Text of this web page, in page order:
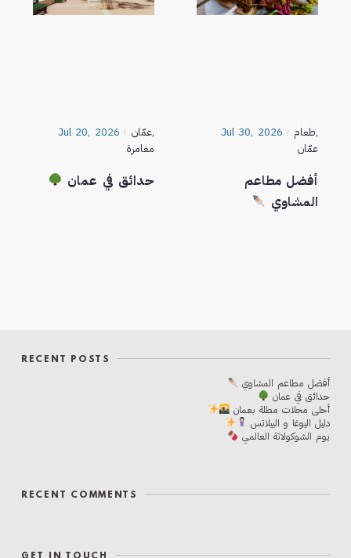
Jul 30, 2026 طعام,
عمّان
أفضل مطاعم
المشاوي
Jul 20, 2026 عمّان,
مغامرة
حدائق في عمان
RECENT POSTS
أفضل مطاعم المشاوي
حدائق في عمان
أحلی محلات مطلة بعمان
دليل اليوغا و البيلاتس
يوم الشوكولاتة العالمي
RECENT COMMENTS